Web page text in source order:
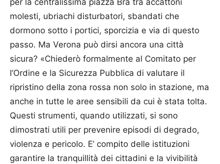
per la centralissima piazza Bra tra accattoni
molesti, ubriachi disturbatori, sbandati che
dormono sotto i portici, sporcizia e via di questo
passo. Ma Verona può dirsi ancora una città
sicura? «Chiederò formalmente al Comitato per
l’Ordine e la Sicurezza Pubblica di valutare il
ripristino della zona rossa non solo in stazione, ma
anche in tutte le aree sensibili da cui è stata tolta.
Questi strumenti, quando utilizzati, si sono
dimostrati utili per prevenire episodi di degrado,
violenza e pericolo. E’ compito delle istituzioni
garantire la tranquillità dei cittadini e la vivibilità